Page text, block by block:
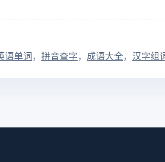
语单词 拼音查字 成语大全 汉字组